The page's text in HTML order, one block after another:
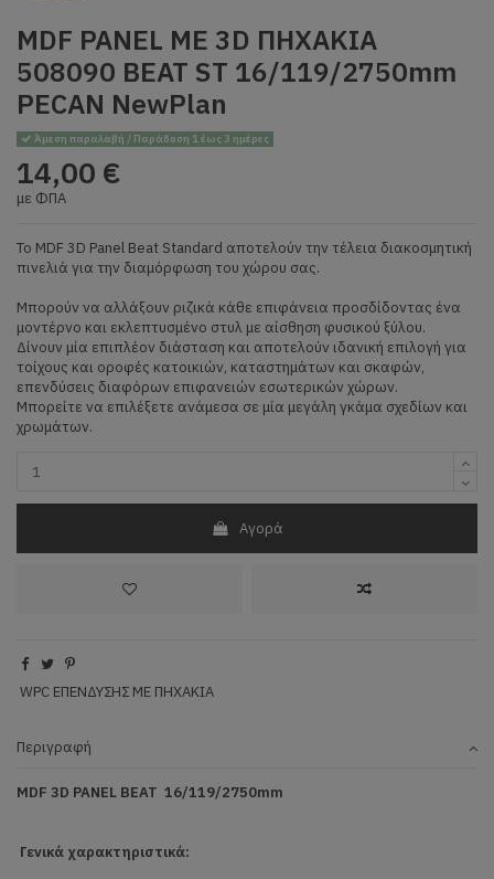
MDF PANEL ΜΕ 3D ΠΗΧΑΚΙΑ
508090 BEAT ST 16/119/2750mm
PECAN NewPlan
Άμεση παραλαβή / Παράδοση 1 έως 3 ημέρες
14,00 €
με ΦΠΑ
Το MDF 3D Panel Beat Standard αποτελούν την τέλεια διακοσμητική
πινελιά για την διαμόρφωση του χώρου σας.
Μπορούν να αλλάξουν ριζικά κάθε επιφάνεια προσδίδοντας ένα
μοντέρνο και εκλεπτυσμένο στυλ με αίσθηση φυσικού ξύλου.
Δίνουν μία επιπλέον διάσταση και αποτελούν ιδανική επιλογή για
τοίχους και οροφές κατοικιών, καταστημάτων και σκαφών,
επενδύσεις διαφόρων επιφανειών εσωτερικών χώρων.
Μπορείτε να επιλέξετε ανάμεσα σε μία μεγάλη γκάμα σχεδίων και
χρωμάτων.
Αγορά
WPC ΕΠΕΝΔΥΣΗΣ ΜΕ ΠΗΧΑΚΙΑ
Περιγραφή
MDF 3D PANEL BEAT 16/119/2750mm
Γενικά χαρακτηριστικά: